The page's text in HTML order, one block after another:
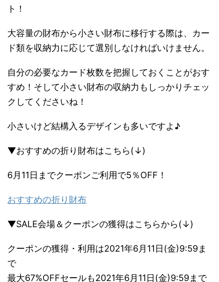
ト！
大容量の財布から小さい財布に移行する際は、カー
ド類を収納力に応じて選別しなければいけません。
自分の必要なカード枚数を把握しておくことがおす
すめ！そして小さい財布の収納力もしっかりチェッ
クしてくださいね！
小さいけど結構入るデザインも多いですよ♪
▼おすすめの折り財布はこちら(↓)
6月11日までクーポンご利用で5％OFF！
おすすめの折り財布
▼SALE会場＆クーポンの獲得はこちらから(↓)
クーポンの獲得・利用は2021年6月11日(金)9:59ま
で
最大67%OFFセールも2021年6月11日(金)9:59まで